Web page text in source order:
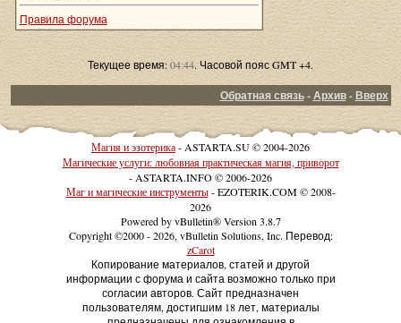
Правила форума
Текущее время:04:44. Часовой пояс GMT +4.
Обратная связь-Архив-Вверх
Магия и эзотерика- ASTARTA.SU © 2004-2026
Магические услуги: любовная практическая магия, приворот
- ASTARTA.INFO © 2006-2026
Маг и магические инструменты- EZOTERIK.COM © 2008-
2026
Powered by vBulletin® Version 3.8.7
Copyright ©2000 - 2026, vBulletin Solutions, Inc. Перевод:
zCarot
Копирование материалов, статей и другой
информации с форума и сайта возможно только при
согласии авторов. Сайт предназначен
пользователям, достигшим 18 лет, материалы